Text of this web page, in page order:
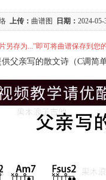
上传： 曲谱图 日期： 2024-05-
另存为...”即可将曲谱保存到您
父亲写的散文诗（C调简